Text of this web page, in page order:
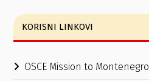
KORISNI LINKOVI
OSCE Mission to Montenegro